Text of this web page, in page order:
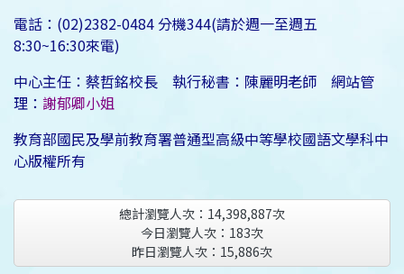
電話：(02)2382-0484 分機344(請於週一至週五
8:30~16:30來電)
中心主任：蔡哲銘校長 執行秘書：陳麗明老師 網站管
理： 謝郁卿小姐
教育部國民及學前教育署普通型高級中等學校國語文學科中
心版權所有
總計瀏覽人次： 14,398,887次
今日瀏覽人次： 183次
昨日瀏覽人次： 15,886次